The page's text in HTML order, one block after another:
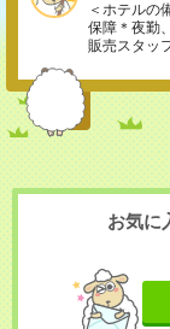
＜ホテルの
保障＊夜勤
販売スタッ
お気に